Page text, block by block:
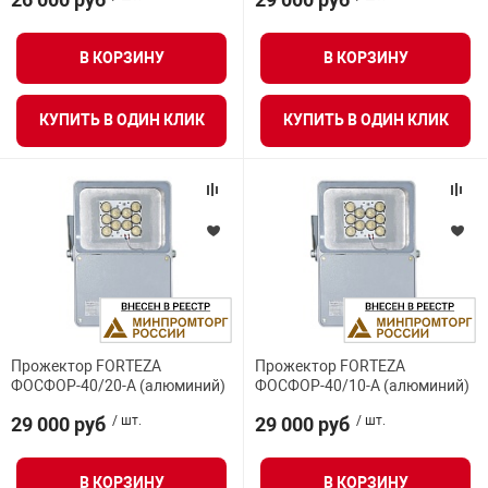
решения
безопасность
установки
Стволы
Установки
Шкафы
Щиты
Термошкафы
Максимальная равномерная грузоподьемность
Длина кабеля
Рабочая нагрузка
В КОРЗИНУ
КУПИТЬ В ОДИН КЛИК
В КОРЗИНУ
КУПИТЬ В ОДИН КЛИК
Прожектор FORTEZA
ФОСФОР-40/20-А (алюминий)
29 000 руб / шт.
В КОРЗИНУ
Прожектор FORTEZA
ФОСФОР-40/10-А (алюминий)
29 000 руб / шт.
В КОРЗИНУ